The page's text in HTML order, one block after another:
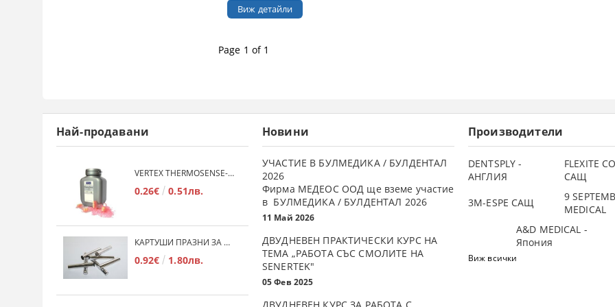
Виж детайли
Page 1 of 1
Най-продавани
VERTEX THERMOSENSE- ГРАНУЛАТ ЗА МЕКИ ПРОТЕЗИ
0.26€ 0.51лв.
КАРТУШИ ПРАЗНИ ЗА МЕКА ПЛАСТМАСА
0.92€ 1.80лв.
Новини
УЧАСТИЕ В БУЛМЕДИКА / БУЛДЕНТАЛ
2026
Фирма МЕДЕОС ООД ще вземе участие
в БУЛМЕДИКА / БУЛДЕНТАЛ 2026
11 Май 2026
ДВУДНЕВЕН ПРАКТИЧЕСКИ КУРС НА
ТЕМА „РАБОТА СЪС СМОЛИТЕ НА
SENERTEK"
05 Фев 2025
Производители
DENTSPLY -
АНГЛИЯ
FLEXITE
САЩ
3М-ESPE САЩ
9
MEDICAL
A&D MEDICAL -
Япония
Виж всички